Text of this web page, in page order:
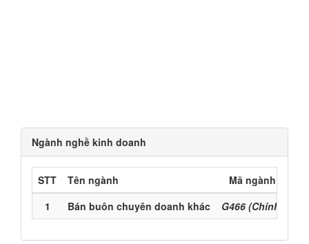
Ngành nghề kinh doanh
STT Tên ngành
Mã ngành
1
Bán buôn chuyên doanh khác G466 (Chính)